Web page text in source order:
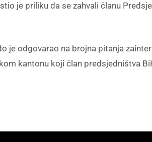
je priliku da se zahvali članu
je odgovarao na brojna pitanja
kantonu koji član predsjedništva